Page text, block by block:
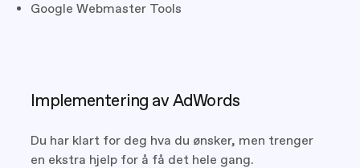
Google Webmaster Tools
Implementering av AdWords
Du har klart for deg hva du ønsker, men trenger
en ekstra hjelp for å få det hele gang.